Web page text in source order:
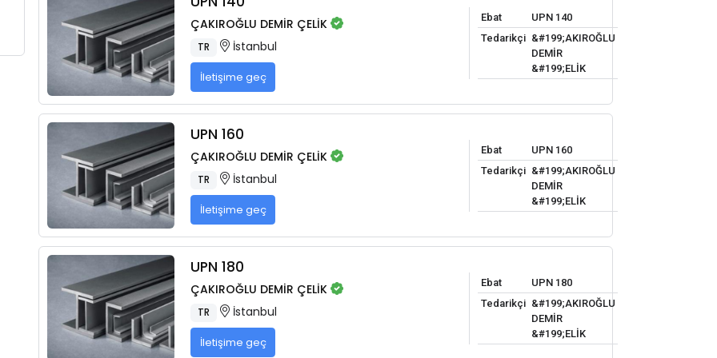
ÇAKIROĞLU DEMİR ÇELİK
TR İstanbul
İletişime geç
Ebat
UPN 140
Tedarikçi &#199;AKIROĞLU
DEMİR
&#199;ELİK
UPN 160
ÇAKIROĞLU DEMİR ÇELİK
TR İstanbul
İletişime geç
Ebat
UPN 160
Tedarikçi &#199;AKIROĞLU
DEMİR
&#199;ELİK
UPN 180
ÇAKIROĞLU DEMİR ÇELİK
TR İstanbul
İletişime geç
Ebat
UPN 180
Tedarikçi &#199;AKIROĞLU
DEMİR
&#199;ELİK